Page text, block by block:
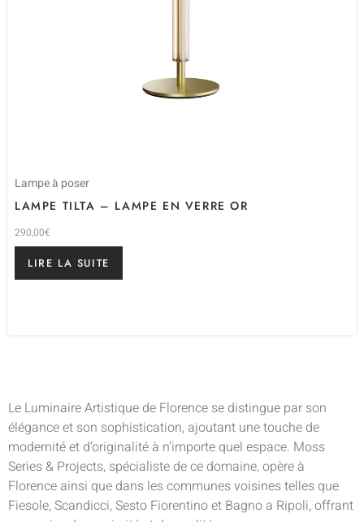
Lampe à poser
LAMPE TILTA – LAMPE EN VERRE OR
290,00€
LIRE LA SUITE
Le Luminaire Artistique de Florence se distingue par son
élégance et son sophistication, ajoutant une touche de
modernité et d’originalité à n’importe quel espace. Moss
Series & Projects, spécialiste de ce domaine, opère à
Florence ainsi que dans les communes voisines telles que
Fiesole, Scandicci, Sesto Fiorentino et Bagno a Ripoli, offrant